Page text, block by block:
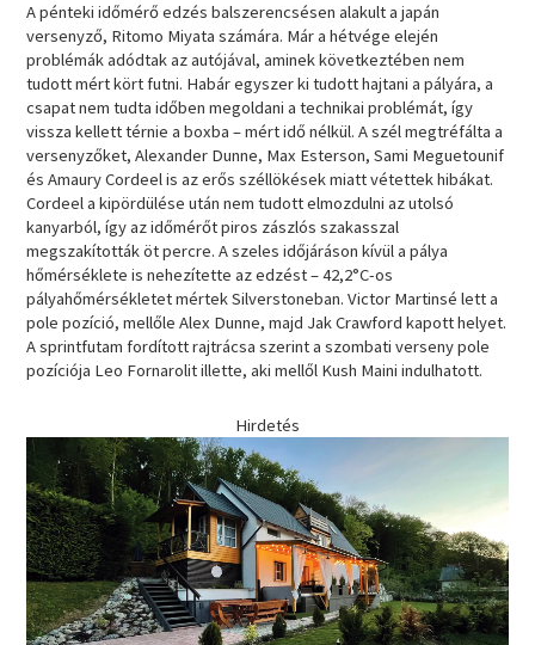
A pénteki időmérő edzés balszerencsésen alakult a japán
versenyző, Ritomo Miyata számára. Már a hétvége elején
problémák adódtak az autójával, aminek következtében nem
tudott mért kört futni. Habár egyszer ki tudott hajtani a pályára, a
csapat nem tudta időben megoldani a technikai problémát, így
vissza kellett térnie a boxba – mért idő nélkül. A szél megtréfálta a
versenyzőket, Alexander Dunne, Max Esterson, Sami Meguetounif
és Amaury Cordeel is az erős széllökések miatt vétettek hibákat.
Cordeel a kipördülése után nem tudott elmozdulni az utolsó
kanyarból, így az időmérőt piros zászlós szakasszal
megszakították öt percre. A szeles időjáráson kívül a pálya
hőmérséklete is nehezítette az edzést – 42,2°C-os
pályahőmérsékletet mértek Silverstoneban. Victor Martinsé lett a
pole pozíció, mellőle Alex Dunne, majd Jak Crawford kapott helyet.
A sprintfutam fordított rajtrácsa szerint a szombati verseny pole
pozíciója Leo Fornarolit illette, aki mellől Kush Maini indulhatott.
Hirdetés